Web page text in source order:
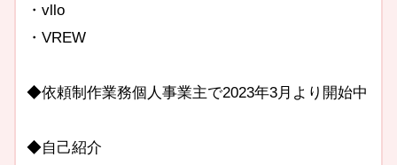
・vllo
・VREW
◆依頼制作業務個人事業主で2023年3月より開始中
◆自己紹介